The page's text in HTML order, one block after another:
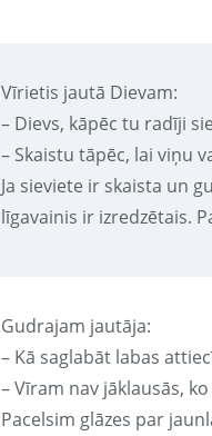
Vīrietis jautā Dievam:
– Dievs, kāpēc tu radīji
– Skaistu tāpēc, lai viņu
Ja sieviete ir skaista un
līgavainis ir izredzētais.
Gudrajam jautāja:
– Kā saglabāt labas
– Vīram nav jāklausās,
Pacelsim glāzes par